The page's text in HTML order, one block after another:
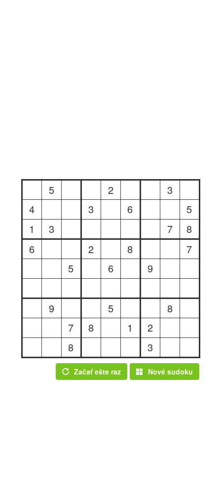
5 2
3
4
3 6
5
1
3 7
8
6
2 8
7
5
6 9
9 5
8
7
8 1
2
8
3
Začať ešte raz Nové sudoku